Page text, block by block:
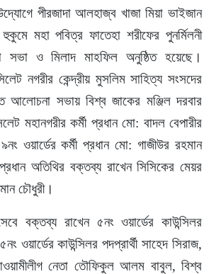
পীরজাদা আলহাজ্ব খাজা মিয়া ভাইজান
হুকুমে মহা পবিত্র ফাতেহা শরীফের পুনর্মিলনী
সভা ও মিলাদ মাহফিল অনুষ্ঠিত হয়েছে।
নগরীর কেন্দ্রীয় মুসলিম সাহিত্য সংসদের
সভায় বিশ্ব জাকের মঞ্জিল দরবার
মহানগরীর কর্মী প্রধান মো: বাদল বেপারীর
ওয়ার্ডের কর্মী প্রধান মো: গাজীউর রহমান
প্রধান অতিথির বক্তব্য রাখেন সিসিকের মেয়র
চৌধুরী।
বক্তব্য রাখেন ৫নং ওয়ার্ডের কাউন্সিলর
ওয়ার্ডের কাউন্সিলর পদপ্রার্থী সাহেদ সিরাজ,
নেতা তৌফিকুল আলম বাবুল, বিশ্ব